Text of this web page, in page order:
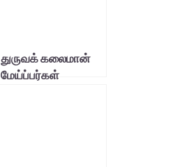
துருவக் கலைமான்
மேய்ப்பர்கள்